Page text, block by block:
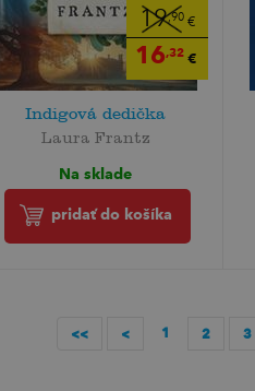
19,90 €
16,32 €
Indigová dedička
Laura Frantz
Na sklade
pridať do košíka
<< < 1 2 3